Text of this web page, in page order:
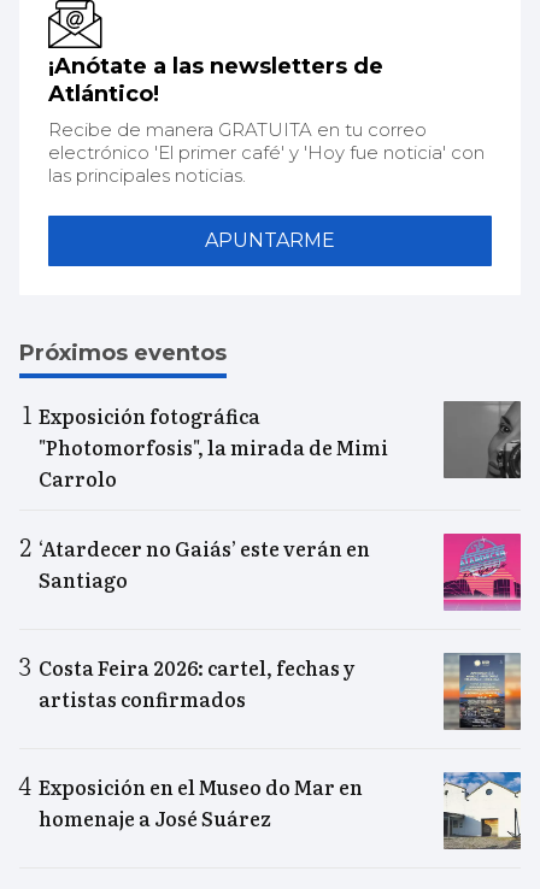
¡Anótate a las newsletters de
Atlántico!
Recibe de manera GRATUITA en tu correo
electrónico 'El primer café' y 'Hoy fue noticia' con
las principales noticias.
APUNTARME
Próximos eventos
Exposición fotográfica
"Photomorfosis", la mirada de Mimi
Carrolo
‘Atardecer no Gaiás’ este verán en
Santiago
Costa Feira 2026: cartel, fechas y
artistas confirmados
Exposición en el Museo do Mar en
homenaje a José Suárez